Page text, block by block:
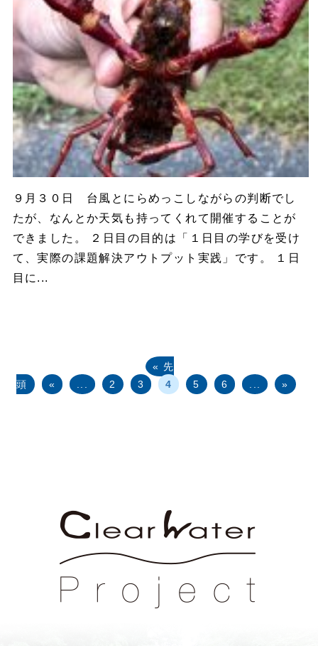
９月３０日 台風とにらめっこしながらの判断でし
たが、なんとか天気も持ってくれて開催することが
できました。 ２日目の目的は「１日目の学びを受け
て、実際の課題解決アウトプット実践」です。 １日
目に...
« 先
頭
« ... 2 3 4 5 6 ... »